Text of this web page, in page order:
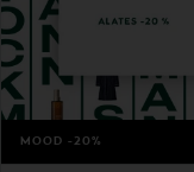
MOOD -20%